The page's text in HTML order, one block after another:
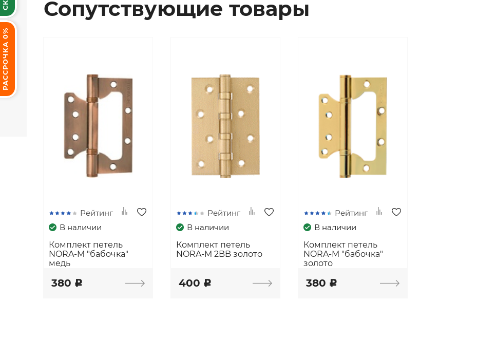
РАССРОЧКА 0%
Сопутствующие товары
Рейтинг
В наличии
Комплект петель
NORA-M "бабочка"
медь
380 c
Рейтинг
В наличии
Комплект петель
NORA-M 2BB золото
400 c
Рейтинг
В наличии
Комплект петель
NORA-M "бабочка"
золото
380 c